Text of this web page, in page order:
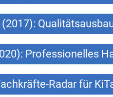
Professionelles
Radar für